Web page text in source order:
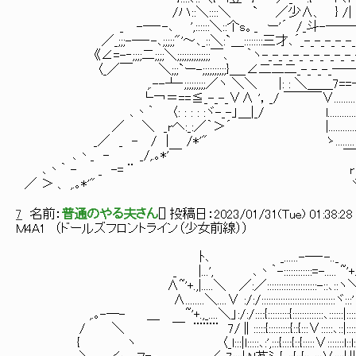
/ハ::＼::::＼ ` ／少∧、 } /| /r======ﾍ-
_ -─‐-､ ',::::::＼::个s。_ ー'´ /_斗-──一'─-=
／_;;;-─‐-､;;;;;"'～､_::＼:`＿::::::::三才､´_-_-_-_-_-_-_-_-
《∠=-‐;;;;二;;;;＼;;;;;;;;;;;;;;￣､ ｀ヽ-_-_-_-_-_-_-_-_-_-_-
〈_／￣ ＼;;;`ー-;;;;;;;;;;}＿_∠二二二_-_-_-_──━━￢ア
,.--┴‐;;;;;;;;;／ヽ ＼＼ |: : ＼＿＿7==─-ｧ....´...........
└￢＝==≦_-_-_∨∧ '，_/ ￣￣￣
､丶｀ 〈: : : : :ヾ-_-」＿|_/
／ ＼ _rへ:_:／｀＞´ |..................,:.:.:.............:.:.:.:
_／ _ - / | /*'" ゝ........:.:.:.:._.:.:.:.:.:......_／
､丶_ - _/,.｡*'￣ ￣￣/ ヾ¨¨¨¨:∠二ニ/: : : :
､丶｀ - _ -= ¨ r≦|: :＼＼: / 〈:_: : : : : :/
／ ＞ 、 ,.｡*'" ヾﾆ|: :＼＼/_ -=ニニニニニﾆ
7 名前： 普通のやる夫さん ] 投稿日： 2023/01/31(Tue) 01:38:28
M4A1 （ドールズフロントライン（少女前線））
ﾄ､ _......-─‐-.._
_ |...', ､丶｀-::::::::::::=-.....
∧~'+.,|.....＼ ／:／:::::::::::::::::::::-::､::ヽ
∧........＼....∨ :/:/:::::::::::::::::::::::::::::::ヾ
,.｡-─- ＿ ~'+.,_....＼」:/:/::::{:::::::::{:::::::::::::､
/ ＼ ￣ ¨¨¨¨ 7/∥:::::{:::::::::{::{:::∨:::::､
{ ヽ 〈_l:::|l:::::､